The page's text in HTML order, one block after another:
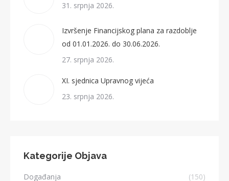
31. srpnja 2026.
Izvršenje Financijskog plana za razdoblje
od 01.01.2026. do 30.06.2026.
27. srpnja 2026.
XI. sjednica Upravnog vijeća
23. srpnja 2026.
Kategorije Objava
Događanja
(150)